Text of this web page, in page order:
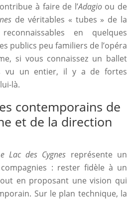
à faire de l’Adagioou de
de véritables « tubes » de la
en quelques
publics peu familiers de l’opéra
si vous connaissez un ballet
vu un entier, il y a de fortes
là.
contemporains de
et de la direction
Lac des Cygnes représente un
: rester fidèle à un
en proposant une vision qui
Sur le plan technique, la